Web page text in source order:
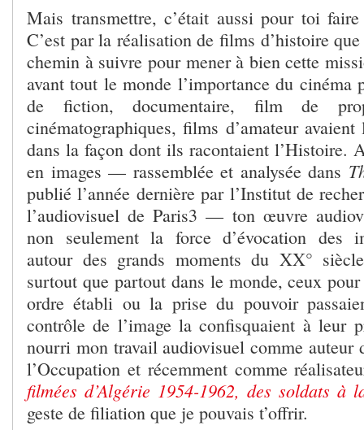
Mais transmettre, c’était aussi pour toi faire
C’est par la réalisation de films d’histoire
chemin à suivre pour mener à bien cette
avant tout le monde l’importance du cinéma
de fiction, documentaire, film de
cinématographiques, films d’amateur
dans la façon dont ils racontaient l’Histoire.
en images — rassemblée et analysée dans
publié l’année dernière par l’Institut de
l’audiovisuel de Paris3 — ton œuvre
non seulement la force d’évocation des
autour des grands moments du XX°
surtout que partout dans le monde, ceux
ordre établi ou la prise du pouvoir
contrôle de l’image la confisquaient à leur
nourri mon travail audiovisuel comme auteur
l’Occupation et récemment comme
filmées d’Algérie 1954-1962, des soldats à
geste de filiation que je pouvais t’offrir.